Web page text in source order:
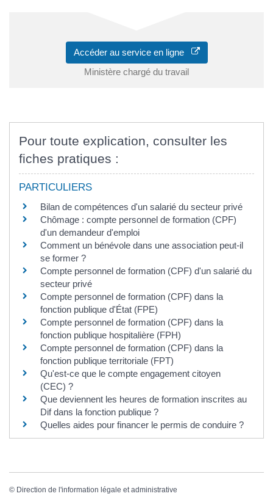
Accéder au service en ligne
Ministère chargé du travail
Pour toute explication, consulter les
fiches pratiques :
PARTICULIERS
Bilan de compétences d'un salarié du secteur privé
Chômage : compte personnel de formation (CPF)
d'un demandeur d'emploi
Comment un bénévole dans une association peut-il
se former ?
Compte personnel de formation (CPF) d'un salarié du
secteur privé
Compte personnel de formation (CPF) dans la
fonction publique d'État (FPE)
Compte personnel de formation (CPF) dans la
fonction publique hospitalière (FPH)
Compte personnel de formation (CPF) dans la
fonction publique territoriale (FPT)
Qu'est-ce que le compte engagement citoyen
(CEC) ?
Que deviennent les heures de formation inscrites au
Dif dans la fonction publique ?
Quelles aides pour financer le permis de conduire ?
© Direction de l'information légale et administrative